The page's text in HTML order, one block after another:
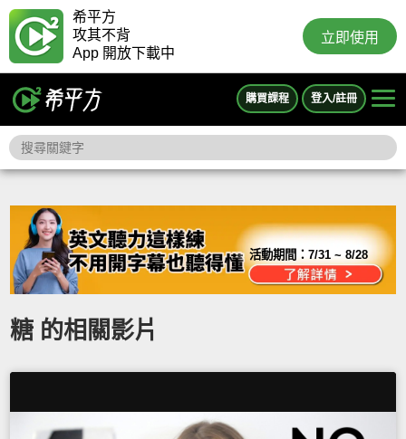
希平方
攻其不背
App 開放下載中
立即使用
購買課程 登入/註冊
活動期間：7/31 ~ 8/28
糖 的相關影片